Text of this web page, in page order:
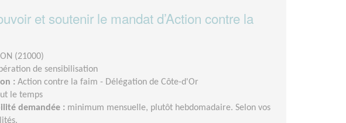
et soutenir le mandat d’Action contre la
(21000)
de sensibilisation
: Action contre la faim - Délégation de Côte-d'Or
le temps
demandée : minimum mensuelle, plutôt hebdomadaire. Selon vos